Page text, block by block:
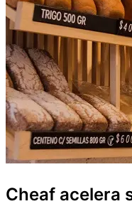
Cheaf acelera